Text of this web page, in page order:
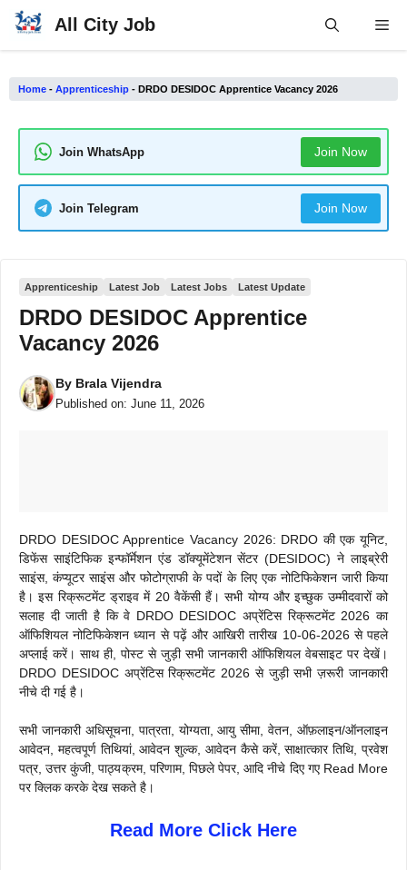
Skip
All City Job
Home - Apprenticeship - DRDO DESIDOC Apprentice Vacancy 2026
Join WhatsApp Join Now
Join Telegram Join Now
Apprenticeship Latest Job Latest Jobs Latest Update
DRDO DESIDOC Apprentice
Vacancy 2026
By Brala Vijendra
Published on: June 11, 2026
DRDO DESIDOC Apprentice Vacancy 2026: DRDO की एक यूनिट,
डिफेंस साइंटिफिक इन्फॉर्मेशन एंड डॉक्यूमेंटेशन सेंटर (DESIDOC) ने लाइब्रेरी
साइंस, कंप्यूटर साइंस और फोटोग्राफी के पदों के लिए एक नोटिफिकेशन जारी किया
है। इस रिक्रूटमेंट ड्राइव में 20 वैकेंसी हैं। सभी योग्य और इच्छुक उम्मीदवारों को
सलाह दी जाती है कि वे DRDO DESIDOC अप्रेंटिस रिक्रूटमेंट 2026 का
ऑफिशियल नोटिफिकेशन ध्यान से पढ़ें और आखिरी तारीख 10-06-2026 से पहले
अप्लाई करें। साथ ही, पोस्ट से जुड़ी सभी जानकारी ऑफिशियल वेबसाइट पर देखें।
DRDO DESIDOC अप्रेंटिस रिक्रूटमेंट 2026 से जुड़ी सभी ज़रूरी जानकारी
नीचे दी गई है।
सभी जानकारी अधिसूचना, पात्रता, योग्यता, आयु सीमा, वेतन, ऑफ़लाइन/ऑनलाइन
आवेदन, महत्वपूर्ण तिथियां, आवेदन शुल्क, आवेदन कैसे करें, साक्षात्कार तिथि, प्रवेश
पत्र, उत्तर कुंजी, पाठ्यक्रम, परिणाम, पिछले पेपर, आदि नीचे दिए गए Read More
पर क्लिक करके देख सकते है।
Read More Click Here